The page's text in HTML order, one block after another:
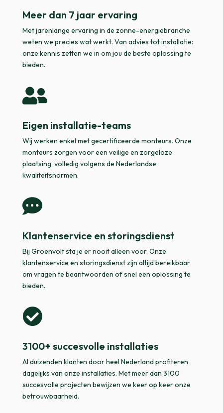
Meer dan 7 jaar ervaring
Met jarenlange ervaring in de zonne-energiebranche
weten we precies wat werkt. Van advies tot installatie:
onze kennis zetten we in om jou de beste oplossing te
bieden.

Eigen installatie-teams
Wij werken enkel met gecertificeerde monteurs. Onze
monteurs zorgen voor een veilige en zorgeloze
plaatsing, volledig volgens de Nederlandse
kwaliteitsnormen.

Klantenservice en storingsdienst
Bij Groenvolt sta je er nooit alleen voor. Onze
klantenservice en storingsdienst zijn altijd bereikbaar
om vragen te beantwoorden of snel een oplossing te
bieden.

3100+ succesvolle installaties
Al duizenden klanten door heel Nederland profiteren
dagelijks van onze installaties. Met meer dan 3100
succesvolle projecten bewijzen we keer op keer onze
betrouwbaarheid.